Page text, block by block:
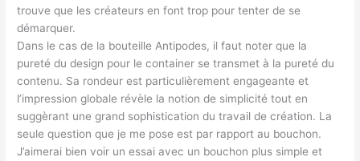
trouve que les créateurs en font trop pour tenter de se
démarquer.
Dans le cas de la bouteille Antipodes, il faut noter que la
pureté du design pour le container se transmet à la pureté du
contenu. Sa rondeur est particulièrement engageante et
l’impression globale révèle la notion de simplicité tout en
suggèrant une grand sophistication du travail de création. La
seule question que je me pose est par rapport au bouchon.
J’aimerai bien voir un essai avec un bouchon plus simple et